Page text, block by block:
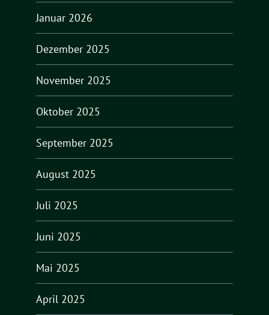
Januar 2026
Dezember 2025
November 2025
Oktober 2025
September 2025
August 2025
Juli 2025
Juni 2025
Mai 2025
April 2025